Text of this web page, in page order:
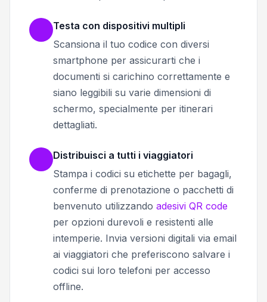
Testa con dispositivi multipli
Scansiona il tuo codice con diversi
smartphone per assicurarti che i
documenti si carichino correttamente e
siano leggibili su varie dimensioni di
schermo, specialmente per itinerari
dettagliati.
Distribuisci a tutti i viaggiatori
Stampa i codici su etichette per bagagli,
conferme di prenotazione o pacchetti di
benvenuto utilizzando adesivi QR code
per opzioni durevoli e resistenti alle
intemperie. Invia versioni digitali via email
ai viaggiatori che preferiscono salvare i
codici sui loro telefoni per accesso
offline.